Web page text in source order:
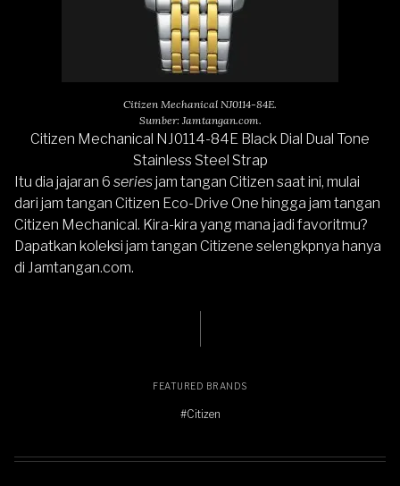
Citizen Mechanical NJ0114-84E.
Sumber: Jamtangan.com.
Citizen Mechanical NJ0114-84E Black Dial Dual Tone
Stainless Steel Strap
Itu dia jajaran 6 seriesjam tangan Citizen saat ini, mulai
dari jam tangan Citizen Eco-Drive One hingga jam tangan
Citizen Mechanical. Kira-kira yang mana jadi favoritmu?
Dapatkan koleksi jam tangan Citizene selengkpnya hanya
di Jamtangan.com.
FEATURED BRANDS
#Citizen